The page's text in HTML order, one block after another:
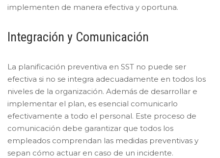
implementen de manera efectiva y oportuna.
Integración y Comunicación
La planificación preventiva en SST no puede ser
efectiva si no se integra adecuadamente en todos los
niveles de la organización. Además de desarrollar e
implementar el plan, es esencial comunicarlo
efectivamente a todo el personal. Este proceso de
comunicación debe garantizar que todos los
empleados comprendan las medidas preventivas y
sepan cómo actuar en caso de un incidente.